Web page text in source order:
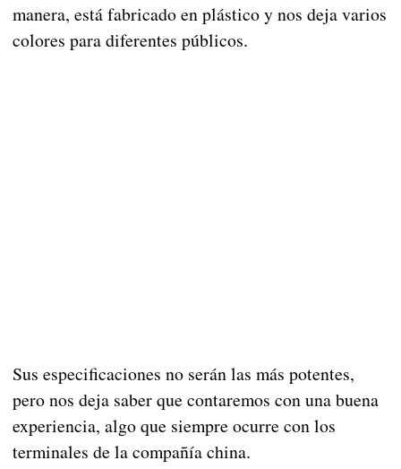
manera, está fabricado en plástico y nos deja varios
colores para diferentes públicos.
Sus especificaciones no serán las más potentes,
pero nos deja saber que contaremos con una buena
experiencia, algo que siempre ocurre con los
terminales de la compañía china.